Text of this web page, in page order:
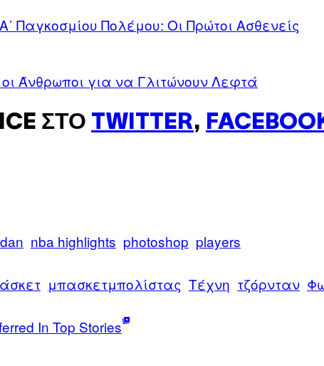
Παγκοσμίου Πολέμου: Οι Πρώτοι Ασθενείς
Άνθρωποι για να Γλιτώνουν Λεφτά
ΣΤΟ TWITTER,
nba highlights photoshop players
μπασκετμπολίστας Τέχνη τζόρνταν
In Top Stories